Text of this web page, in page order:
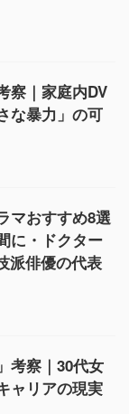
察｜家庭内DV
暴力」の可
マおすすめ8選
に・ドクター
派俳優の代表
考察｜30代女
ャリアの現実